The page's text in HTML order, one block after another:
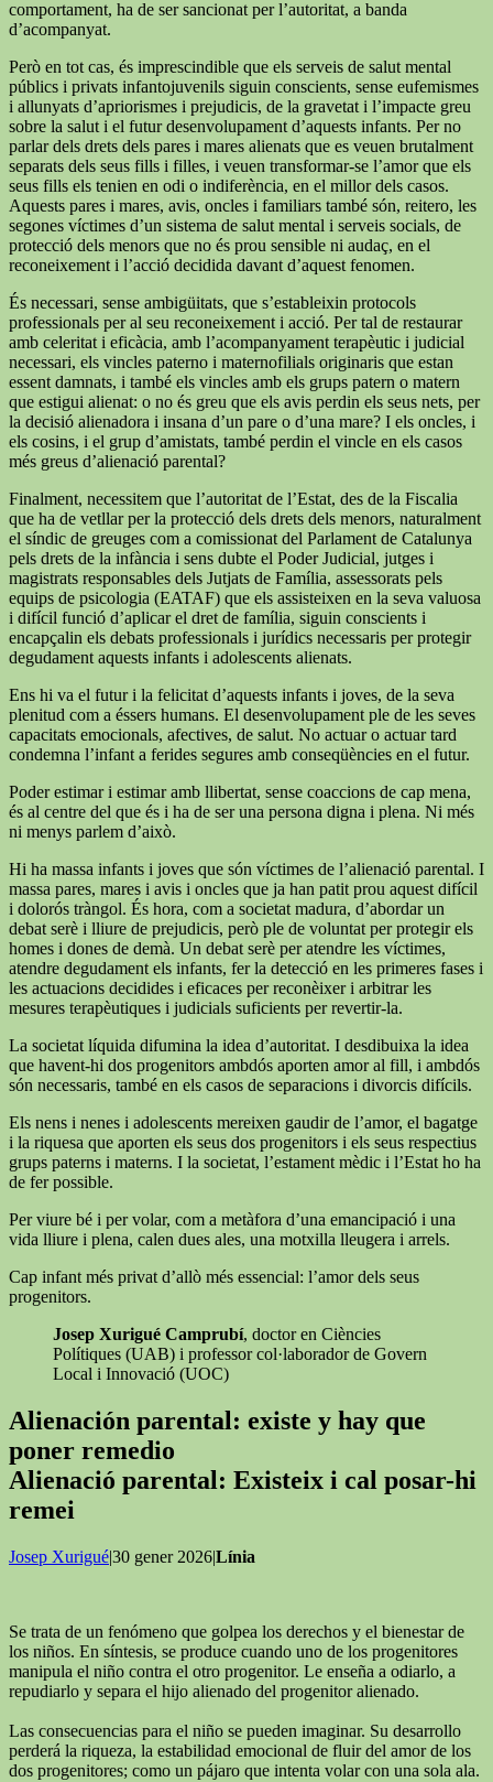
comportament, ha de ser sancionat per l’autoritat, a banda
d’acompanyat.
Però en tot cas, és imprescindible que els serveis de salut mental
públics i privats infantojuvenils siguin conscients, sense eufemismes
i allunyats d’apriorismes i prejudicis, de la gravetat i l’impacte greu
sobre la salut i el futur desenvolupament d’aquests infants. Per no
parlar dels drets dels pares i mares alienats que es veuen brutalment
separats dels seus fills i filles, i veuen transformar-se l’amor que els
seus fills els tenien en odi o indiferència, en el millor dels casos.
Aquests pares i mares, avis, oncles i familiars també són, reitero, les
segones víctimes d’un sistema de salut mental i serveis socials, de
protecció dels menors que no és prou sensible ni audaç, en el
reconeixement i l’acció decidida davant d’aquest fenomen.
És necessari, sense ambigüitats, que s’estableixin protocols
professionals per al seu reconeixement i acció. Per tal de restaurar
amb celeritat i eficàcia, amb l’acompanyament terapèutic i judicial
necessari, els vincles paterno i maternofilials originaris que estan
essent damnats, i també els vincles amb els grups patern o matern
que estigui alienat: o no és greu que els avis perdin els seus nets, per
la decisió alienadora i insana d’un pare o d’una mare? I els oncles, i
els cosins, i el grup d’amistats, també perdin el vincle en els casos
més greus d’alienació parental?
Finalment, necessitem que l’autoritat de l’Estat, des de la Fiscalia
que ha de vetllar per la protecció dels drets dels menors, naturalment
el síndic de greuges com a comissionat del Parlament de Catalunya
pels drets de la infància i sens dubte el Poder Judicial, jutges i
magistrats responsables dels Jutjats de Família, assessorats pels
equips de psicologia (EATAF) que els assisteixen en la seva valuosa
i difícil funció d’aplicar el dret de família, siguin conscients i
encapçalin els debats professionals i jurídics necessaris per protegir
degudament aquests infants i adolescents alienats.
Ens hi va el futur i la felicitat d’aquests infants i joves, de la seva
plenitud com a éssers humans. El desenvolupament ple de les seves
capacitats emocionals, afectives, de salut. No actuar o actuar tard
condemna l’infant a ferides segures amb conseqüències en el futur.
Poder estimar i estimar amb llibertat, sense coaccions de cap mena,
és al centre del que és i ha de ser una persona digna i plena. Ni més
ni menys parlem d’això.
Hi ha massa infants i joves que són víctimes de l’alienació parental. I
massa pares, mares i avis i oncles que ja han patit prou aquest difícil
i dolorós tràngol. És hora, com a societat madura, d’abordar un
debat serè i lliure de prejudicis, però ple de voluntat per protegir els
homes i dones de demà. Un debat serè per atendre les víctimes,
atendre degudament els infants, fer la detecció en les primeres fases i
les actuacions decidides i eficaces per reconèixer i arbitrar les
mesures terapèutiques i judicials suficients per revertir-la.
La societat líquida difumina la idea d’autoritat. I desdibuixa la idea
que havent-hi dos progenitors ambdós aporten amor al fill, i ambdós
són necessaris, també en els casos de separacions i divorcis difícils.
Els nens i nenes i adolescents mereixen gaudir de l’amor, el bagatge
i la riquesa que aporten els seus dos progenitors i els seus respectius
grups paterns i materns. I la societat, l’estament mèdic i l’Estat ho ha
de fer possible.
Per viure bé i per volar, com a metàfora d’una emancipació i una
vida lliure i plena, calen dues ales, una motxilla lleugera i arrels.
Cap infant més privat d’allò més essencial: l’amor dels seus
progenitors.
Josep Xurigué Camprubí, doctor en Ciències
Polítiques (UAB) i professor col·laborador de Govern
Local i Innovació (UOC)
Alienación parental: existe y hay que
poner remedio
Alienació parental: Existeix i cal posar-hi
remei
Josep Xurigué|30 gener 2026|Línia
Se trata de un fenómeno que golpea los derechos y el bienestar de
los niños. En síntesis, se produce cuando uno de los progenitores
manipula el niño contra el otro progenitor. Le enseña a odiarlo, a
repudiarlo y separa el hijo alienado del progenitor alienado.
Las consecuencias para el niño se pueden imaginar. Su desarrollo
perderá la riqueza, la estabilidad emocional de fluir del amor de los
dos progenitores; como un pájaro que intenta volar con una sola ala.